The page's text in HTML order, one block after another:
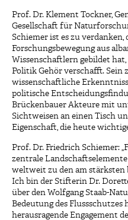
Prof. Dr. Klement Tockner,
Gesellschaft für
Schiemer ist es zu verdanken,
Forschungsbewegung aus
Wissenschaftlern gebildet
Politik Gehör verschafft. Sein
wissenschaftliche
politische
Brückenbauer Akteure mit
Sichtweisen an einen Tisch
Eigenschaft, die heute
Prof. Dr. Friedrich Schiemer:
zentrale
weltweit zu den am
Ich bin der Stifterin Dr.
über den Wolfgang Staab-
Bedeutung des Flussschutzes
herausragende Engagement